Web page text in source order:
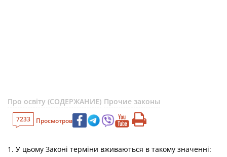
Про освіту (СОДЕРЖАНИЕ) Прочие законы
7233 Просмотров
1. У цьому Законі терміни вживаються в такому значенні: